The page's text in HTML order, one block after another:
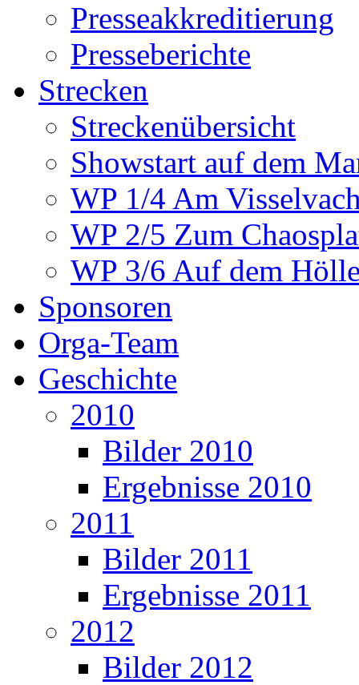
Presseakkreditierung
Presseberichte
Strecken
Streckenübersicht
Showstart auf dem
WP 1/4 Am
WP 2/5 Zum
WP 3/6 Auf dem
Sponsoren
Orga-Team
Geschichte
2010
Bilder 2010
Ergebnisse 2010
2011
Bilder 2011
Ergebnisse 2011
2012
Bilder 2012